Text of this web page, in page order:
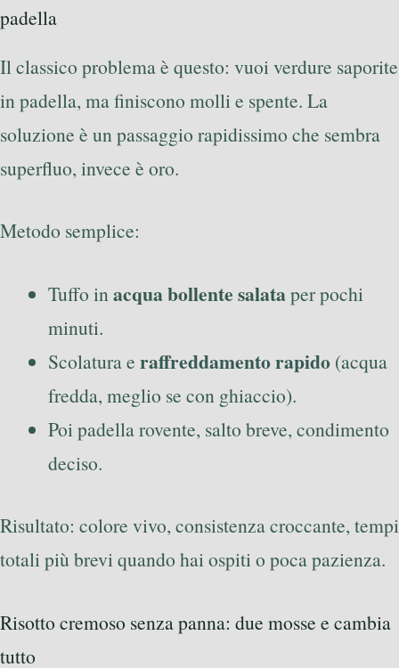
padella
Il classico problema è questo: vuoi verdure saporite
in padella, ma finiscono molli e spente. La
soluzione è un passaggio rapidissimo che sembra
superfluo, invece è oro.
Metodo semplice:
Tuffo in acqua bollente salataper pochi
minuti.
Scolatura e raffreddamento rapido (acqua
fredda, meglio se con ghiaccio).
Poi padella rovente, salto breve, condimento
deciso.
Risultato: colore vivo, consistenza croccante, tempi
totali più brevi quando hai ospiti o poca pazienza.
Risotto cremoso senza panna: due mosse e cambia
tutto